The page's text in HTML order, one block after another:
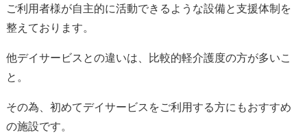
ご利用者様が自主的に活動できるような設備と支援体制を
整えております。
他デイサービスとの違いは、比較的軽介護度の方が多いこ
と。
その為、初めてデイサービスをご利用する方にもおすすめ
の施設です。